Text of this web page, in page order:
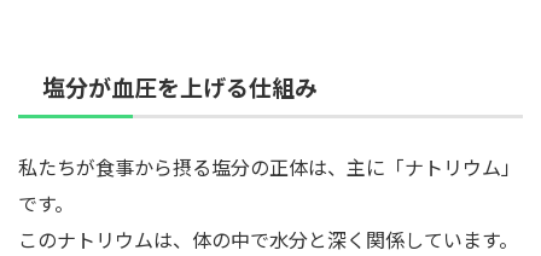
塩分が血圧を上げる仕組み
私たちが食事から摂る塩分の正体は、主に「ナトリウム」
です。
このナトリウムは、体の中で水分と深く関係しています。